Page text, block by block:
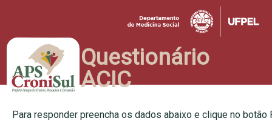
Questionário
ACIC
Para responder preencha os dados abaixo e clique no botão